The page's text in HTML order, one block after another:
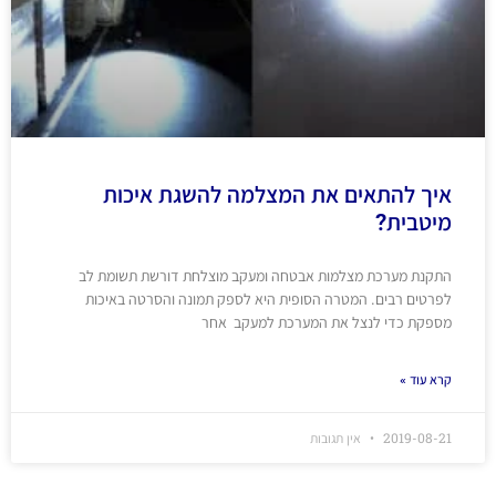
איך להתאים את המצלמה להשגת איכות
מיטבית?
התקנת מערכת מצלמות אבטחה ומעקב מוצלחת דורשת תשומת לב
לפרטים רבים. המטרה הסופית היא לספק תמונה והסרטה באיכות
מספקת כדי לנצל את המערכת למעקב אחר
קרא עוד »
2019-08-21 אין תגובות